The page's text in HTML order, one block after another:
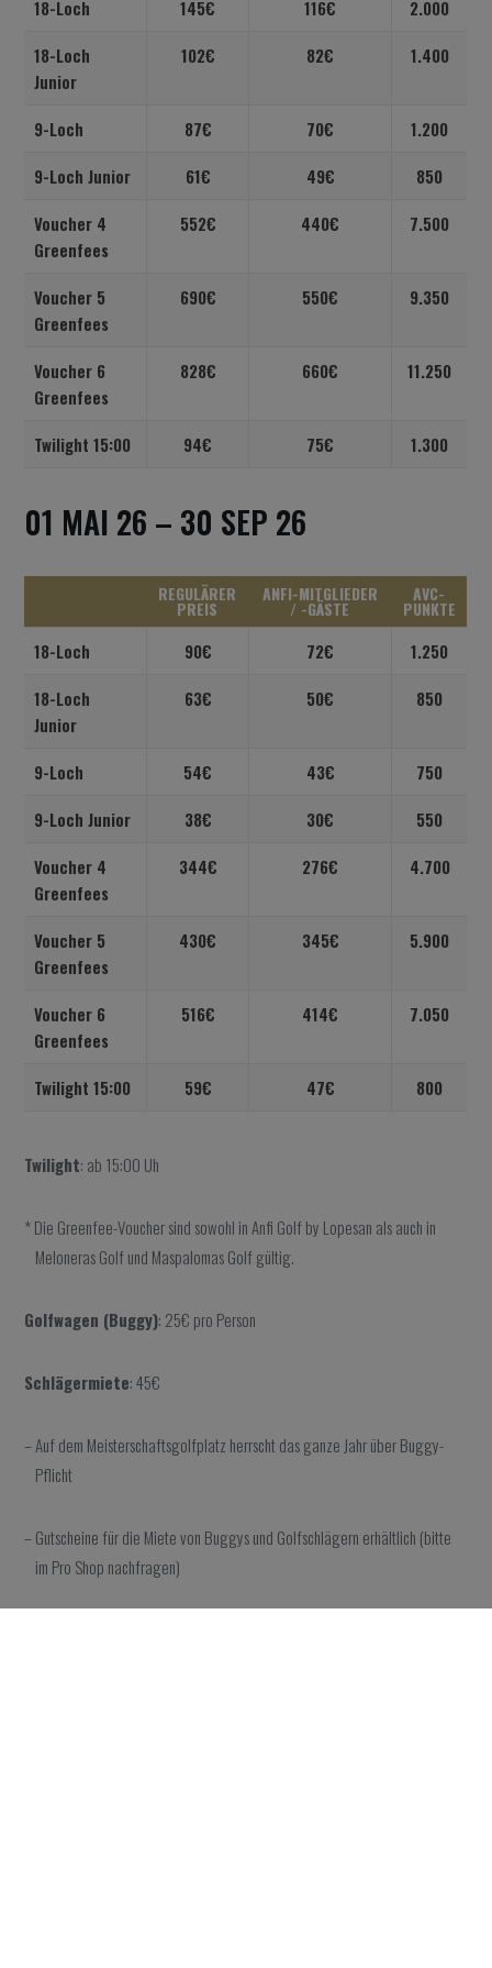
18-Loch 145€ 116€
2.000
18-Loch
Junior
102€ 82€ 1.400
9-Loch 87€ 70€
1.200
9-Loch Junior
61€ 49€
850
Voucher 4
Greenfees
552€ 440€ 7.500
Voucher 5
Greenfees
690€ 550€ 9.350
Voucher 6
Greenfees
828€ 660€ 11.250
Twilight 15:00 94€ 75€ 1.300
01 MAI 26 – 30 SEP 26
REGULÄRER
PREIS
ANFI-MITGLIEDER
/ -GÄSTE
AVC-
PUNKTE
18-Loch 90€ 72€
1.250
18-Loch
Junior
63€ 50€ 850
9-Loch 54€ 43€
750
9-Loch Junior
38€ 30€
550
Voucher 4
Greenfees
344€ 276€ 4.700
Voucher 5
Greenfees
430€ 345€ 5.900
Voucher 6
Greenfees
516€ 414€ 7.050
Twilight 15:00 59€ 47€ 800
Twilight: ab 15:00 Uh
* Die Greenfee-Voucher sind sowohl in Anfi Golf by Lopesan als auch in
Meloneras Golf und Maspalomas Golf gültig.
Golfwagen (Buggy): 25€ pro Person
Schlägermiete: 45€
– Auf dem Meisterschaftsgolfplatz herrscht das ganze Jahr über Buggy-
Pflicht
– Gutscheine für die Miete von Buggys und Golfschlägern erhältlich (bitte
im Pro Shop nachfragen)